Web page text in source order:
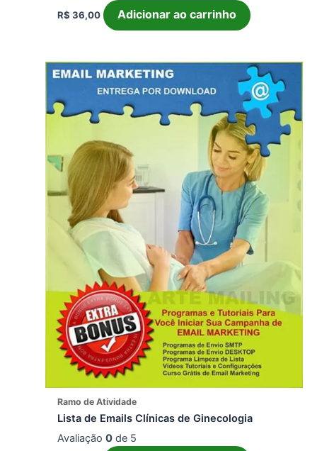
R$ 36,00 Adicionar ao carrinho
Ramo de Atividade
Lista de Emails Clínicas de Ginecologia
Avaliação0 de 5